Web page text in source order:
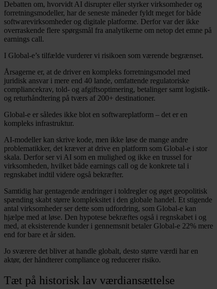
Debatten om, hvorvidt AI disrupter eller styrker virksomheder og
forretningsmodeller, har de seneste måneder fyldt meget for både
softwarevirksomheder og digitale platforme. Derfor var der ikke
overraskende flere spørgsmål fra analytikerne om netop det emne på
earnings call.
I Global-e’s tilfælde vurderer vi risikoen som værende begrænset.
Årsagerne er, at de driver en kompleks forretningsmodel med
juridisk ansvar i mere end 40 lande, omfattende regulatoriske
compliancekrav, told- og afgiftsoptimering, betalinger samt logistik-
og returhåndtering på tværs af 200+ destinationer.
Global-e er således ikke blot en softwareplatform – det er en
kompleks infrastruktur.
AI-modeller kan skrive kode, men ikke løse de mange andre
problematikker, det kræver at drive en platform som Global-e i stor
skala. Derfor ser vi AI som en mulighed og ikke en trussel for
virksomheden, hvilket både earnings call og de konkrete tal i
regnskabet indtil videre også bekræfter.
Samtidig har gentagende ændringer i toldregler og øget geopolitisk
spænding skabt større kompleksitet i den globale handel. Et stigende
antal virksomheder ser dette som udfordring, som Global-e kan
hjælpe med at løse. Den hypotese bekræftes også i regnskabet i og
med, at eksisterende kunder i gennemsnit betaler Global-e 22% mere
end for bare et år siden.
Jo sværere det bliver at handle globalt, desto større værdi har en
aktør, der håndterer compliance og reducerer risiko.
Tæt på historisk lav værdiansættelse